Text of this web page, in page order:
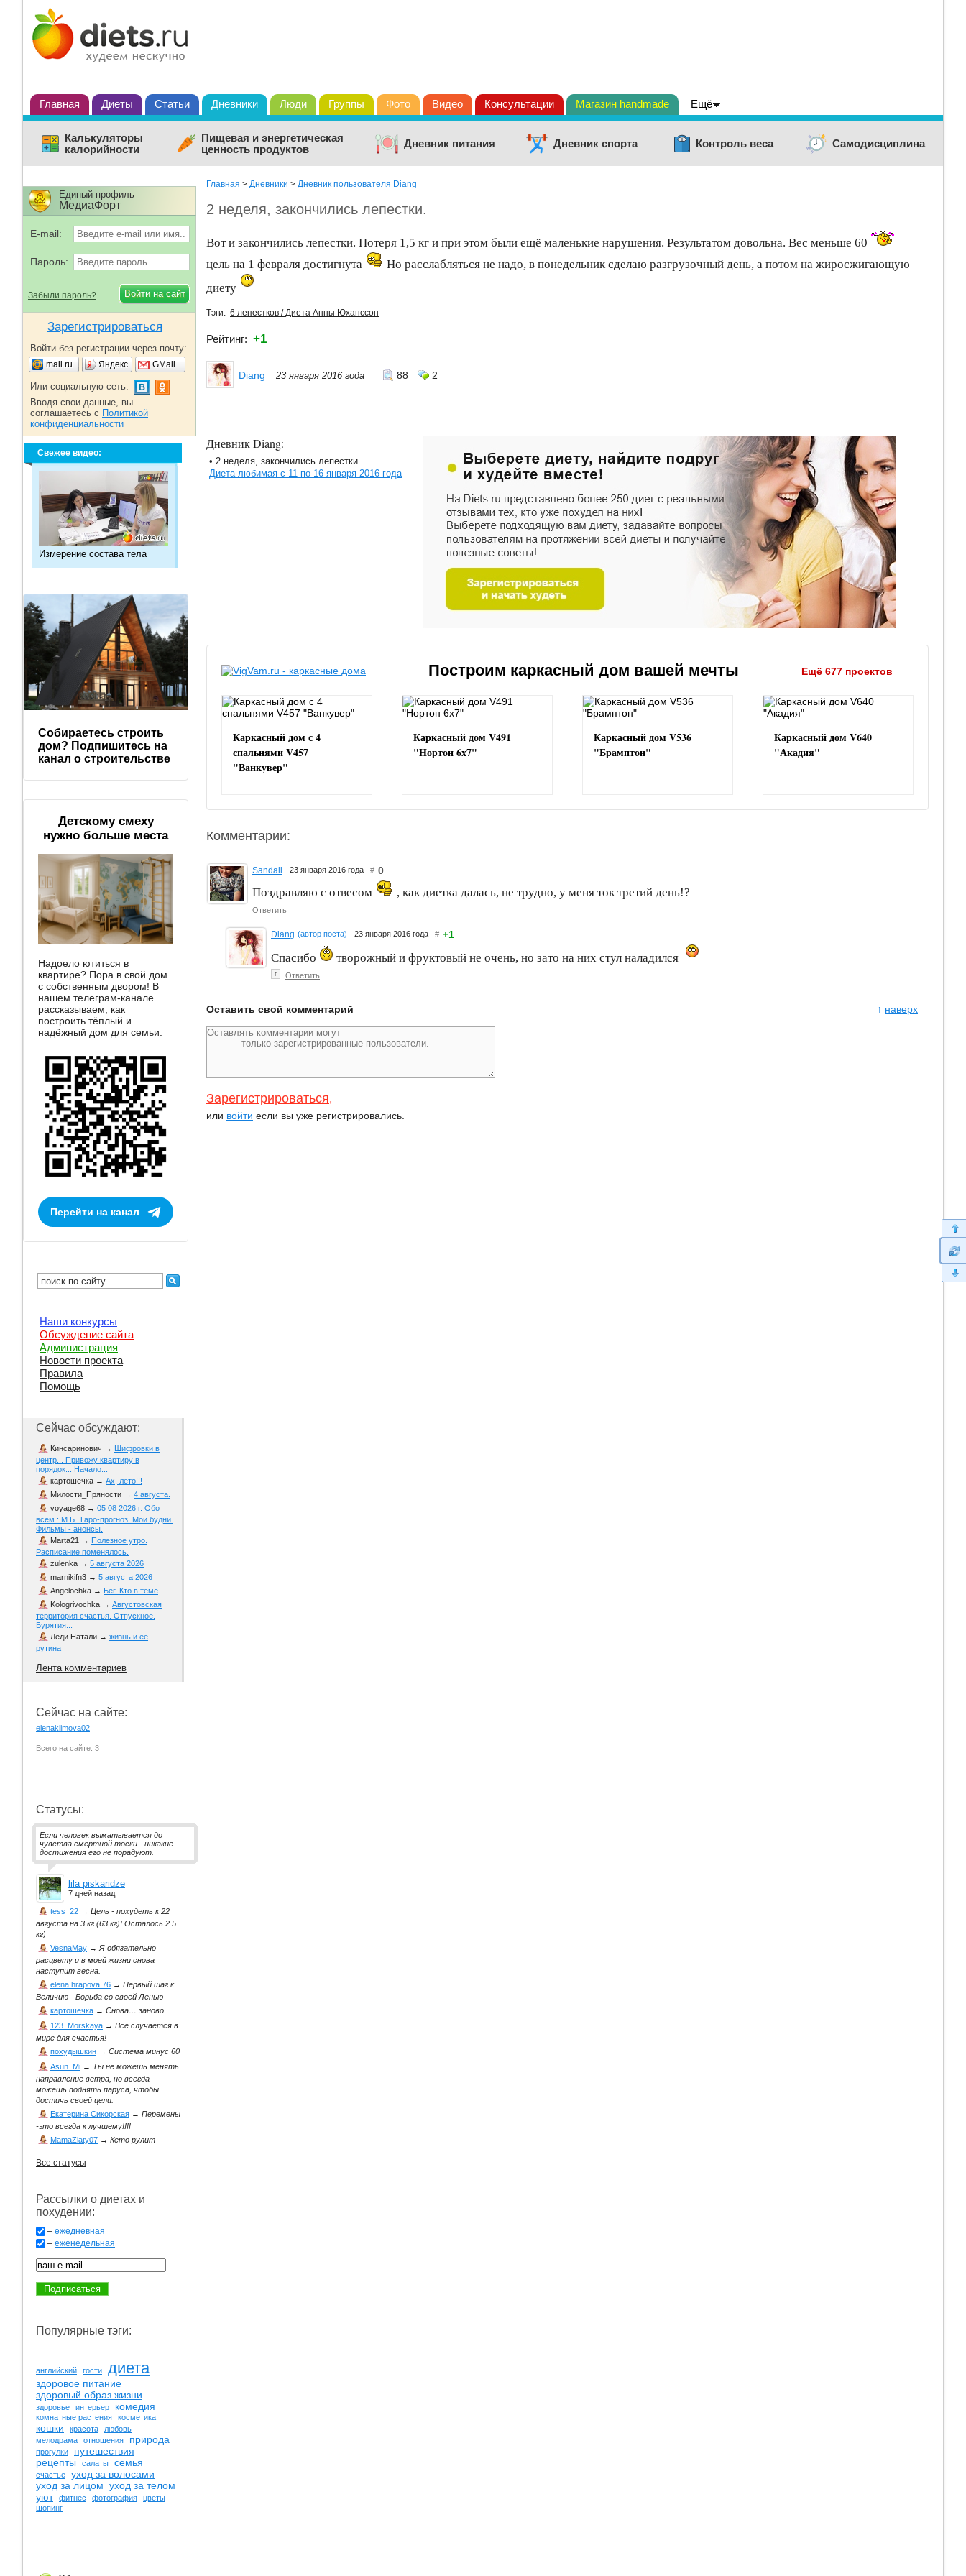
Главная Диеты Статьи Дневники Люди Группы Фото Видео Консультации Магазин handmade Ещё
Калькуляторы
калорийности
Пищевая и энергетическая
ценность продуктов
Дневник питания Дневник спорта Контроль веса Самодисциплина
Главная > Дневники > Дневник пользователя Diang
2 неделя, закончились лепестки.
Вот и закончились лепестки. Потеря 1,5 кг и при этом были ещё маленькие нарушения. Результатом довольна. Вес меньше 60
цель на 1 февраля достигнута
Но расслабляться не надо, в понедельник сделаю разгрузочный день, а потом на жиросжигающую
диету
Тэги: 6 лепестков / Диета Анны Юханссон
Рейтинг: +1
Diang 23 января 2016 года 88 2
Дневник Diang:
• 2 неделя, закончились лепестки.
Диета любимая с 11 по 16 января 2016 года
Построим каркасный дом вашей мечты Ещё 677 проектов
Каркасный дом с 4
спальнями V457
"Ванкувер"
Каркасный дом V491
"Нортон 6х7"
Каркасный дом V536
"Брамптон"
Каркасный дом V640
"Акадия"
Комментарии:
Sandall 23 января 2016 года # 0
Поздравляю с отвесом , как диетка далась, не трудно, у меня ток третий день!?
Ответить
Diang (автор поста) 23 января 2016 года # +1
Спасибо творожный и фруктовый не очень, но зато на них стул наладился
↑ Ответить
↑ наверх
Оставить свой комментарий
Зарегистрироваться,
или войти если вы уже регистрировались.
Единый профиль
МедиаФорт
E-mail:
Пароль:
Забыли пароль?
Зарегистрироваться
Войти без регистрации через почту:
mail.ru Яндекс GMail
Или социальную сеть:
Вводя свои данные, вы
соглашаетесь с Политикой
конфиденциальности
Свежее видео:
Измерение состава тела
Собираетесь строить
дом? Подпишитесь на
канал о строительстве
Детскому смеху
нужно больше места
Надоело ютиться в
квартире? Пора в свой дом
с собственным двором! В
нашем телеграм-канале
рассказываем, как
построить тёплый и
надёжный дом для семьи.
Перейти на канал
Наши конкурсы
Обсуждение сайта
Администрация
Новости проекта
Правила
Помощь
Сейчас обсуждают:
Кинсаринович → Шифровки в
центр... Привожу квартиру в
порядок... Начало...
картошечка → Ах, лето!!!
Милости_Пряности → 4 августа.
voyage68 → 05 08 2026 г. Обо
всём : М Б. Таро-прогноз. Мои будни.
Фильмы - анонсы.
Marta21 → Полезное утро.
Расписание поменялось.
zulenka → 5 августа 2026
marnikifn3 → 5 августа 2026
Angelochka → Бег. Кто в теме
Kologrivochka → Августовская
территория счастья. Отпускное.
Бурятия...
Леди Натали → жизнь и её
рутина
Лента комментариев
Сейчас на сайте:
elenaklimova02
Всего на сайте: 3
Статусы:
Если человек выматывается до
чувства смертной тоски - никакие
достижения его не порадуют.
lila piskaridze
7 дней назад
tess_22 → Цель - похудеть к 22
августа на 3 кг (63 кг)! Осталось 2.5
кг)
VesnaMay →Я обязательно
расцвету и в моей жизни снова
наступит весна.
elena hrapova 76 → Первый шаг к
Величию - Борьба со своей Ленью
картошечка → Снова… заново
123_Morskaya → Всё случается в
мире для счастья!
похудышкин → Система минус 60
Asun_Mi → Ты не можешь менять
направление ветра, но всегда
можешь поднять паруса, чтобы
достичь своей цели.
Екатерина Сикорская → Перемены
-это всегда к лучшему!!!!
MamaZlaty07 → Кето рулит
Все статусы
Рассылки о диетах и
похудении:
– ежедневная
– еженедельная
Популярные тэги:
английский гости диета
здоровое питание
здоровый образ жизни
здоровье интерьер комедия
комнатные растения косметика
кошки красота
любовь
мелодрама
отношения природа
прогулки
путешествия
рецепты
салаты семья
счастье
уход за волосами
уход за лицом уход за телом
уют
фитнес фотография
цветы
шопинг